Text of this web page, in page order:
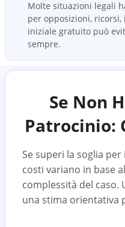
Molte situazioni legali
per opposizioni,
iniziale gratuito può
sempre.
Se Non
Patrocinio:
Se superi la soglia
costi variano in base
complessità del
una stima orientativa